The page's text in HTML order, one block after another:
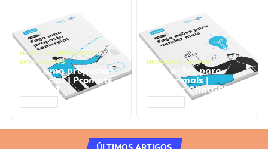
NEGÓCIOS, PROCESSOS
EMPRESARIAIS
Faça uma proposta
comercial | Prompts
ChatGPT
NEGÓCIOS, VENDAS
Faça ações para
vender mais |
Prompts ChatGPT